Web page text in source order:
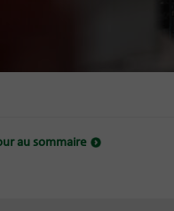
au sommaire